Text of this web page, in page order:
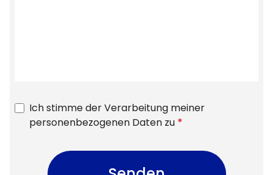
Ich stimme der Verarbeitung meiner
personenbezogenen Daten zu *